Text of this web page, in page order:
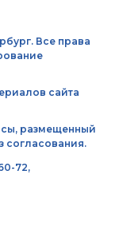
Все права
сайта
размещенный
согласования.
72,